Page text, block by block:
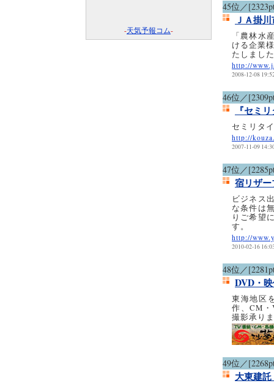
45位／
ＪＡ掛
「農林水
ける企業
たしまし
http://
2008-12-08
46位／
『セミ
セミリタ
http://
2007-11-09
47位／
宿リザ
ビジネス
な条件は
りご希望
す。
http://
2010-02-16
48位／
DVD・
東海地区
作、CM
撮影承り
49位／
大東建
-天気予報コム-